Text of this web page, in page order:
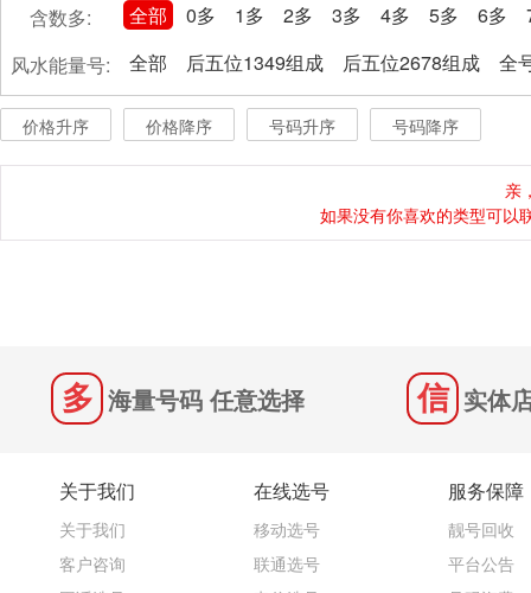
含数多:
全部 0多 1多 2多 3多 4多 5多 6多
风水能量号:
全部 后五位1349组成 后五位2678组成 全
价格升序 价格降序 号码升序 号码降序
亲
如果没有你喜欢的类型可以
海量号码 任意选择 实体
关于我们
关于我们
客户咨询
在线选号
移动选号
联通选号
服务保障
靓号回收
平台公告